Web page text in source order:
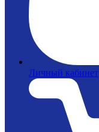
Личный кабинет